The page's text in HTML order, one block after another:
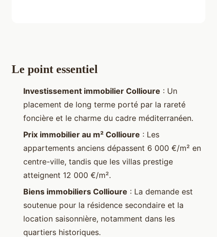
Le point essentiel
Investissement immobilier Collioure : Un
placement de long terme porté par la rareté
foncière et le charme du cadre méditerranéen.
Prix immobilier au m² Collioure : Les
appartements anciens dépassent 6 000 €/m² en
centre-ville, tandis que les villas prestige
atteignent 12 000 €/m².
Biens immobiliers Collioure : La demande est
soutenue pour la résidence secondaire et la
location saisonnière, notamment dans les
quartiers historiques.